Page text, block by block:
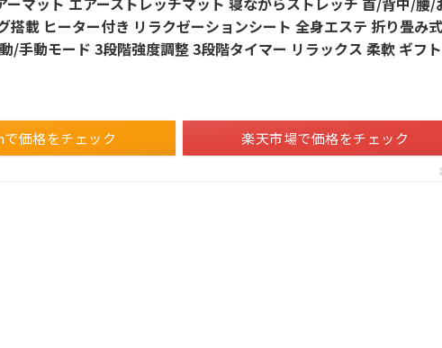
搭載 ヒーター付き リラクゼーションシート 全身エステ 折り畳み
/手動モード 3段階強度調整 3段階タイマー リラックス 柔軟 ギフト
価格をチェック 楽天市場で価格をチェック